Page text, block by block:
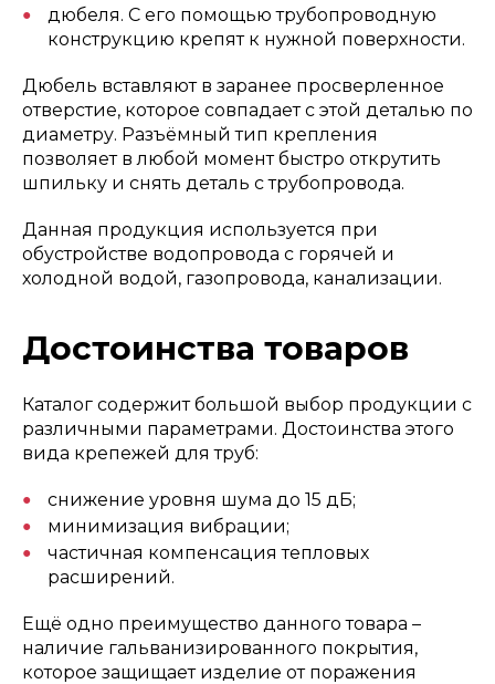
дюбеля. С его помощью трубопроводную
конструкцию крепят к нужной поверхности.
Дюбель вставляют в заранее просверленное
отверстие, которое совпадает с этой деталью по
диаметру. Разъёмный тип крепления
позволяет в любой момент быстро открутить
шпильку и снять деталь с трубопровода.
Данная продукция используется при
обустройстве водопровода с горячей и
холодной водой, газопровода, канализации.
Достоинства товаров
Каталог содержит большой выбор продукции с
различными параметрами. Достоинства этого
вида крепежей для труб:
снижение уровня шума до 15 дБ;
минимизация вибрации;
частичная компенсация тепловых
расширений.
Ещё одно преимущество данного товара –
наличие гальванизированного покрытия,
которое защищает изделие от поражения